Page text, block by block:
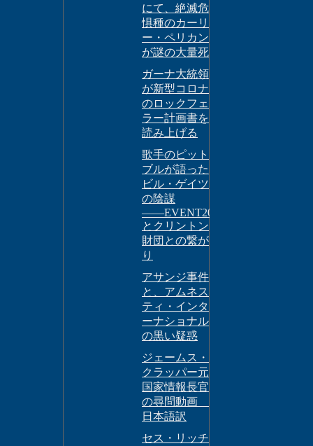
にて、絶滅危
惧種のカーリ
ー・ペリカン
が謎の大量死
ガーナ大統領
が新型コロナ
のロックフェ
ラー計画書を
読み上げる
歌手のピット
ブルが語った
ビル・ゲイツ
の陰謀
――EVENT201
とクリントン
財団との繋が
り
アサンジ事件
と、アムネス
ティ・インタ
ーナショナル
の黒い疑惑
ジェームス・
クラッパー元
国家情報長官
の尋問動画
日本語訳
セス・リッチ